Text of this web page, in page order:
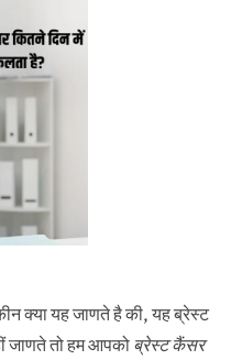
क्या यह जाणते है की, यह ब्रेस्ट
जाणते तो हम आपकोब्रेस्ट कैंसर